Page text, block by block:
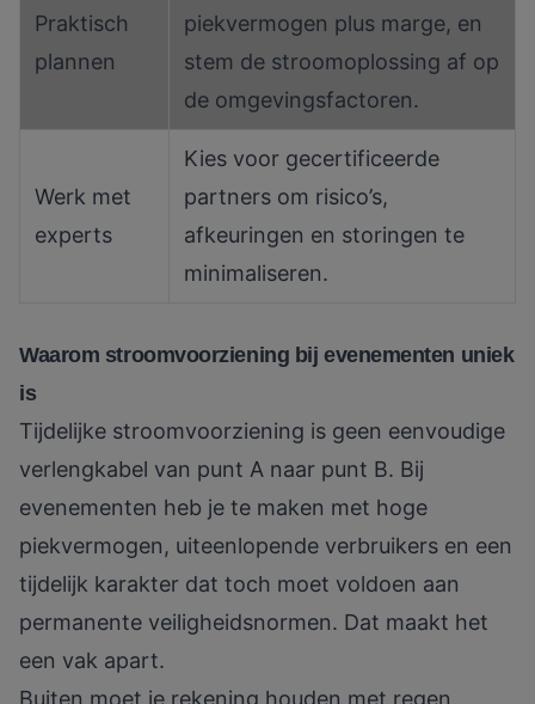
Praktisch
plannen
piekvermogen plus marge, en
stem de stroomoplossing af op
de omgevingsfactoren.
Werk met
experts
Kies voor gecertificeerde
partners om risico’s,
afkeuringen en storingen te
minimaliseren.
Waarom stroomvoorziening bij evenementen uniek
is
Tijdelijke stroomvoorziening is geen eenvoudige
verlengkabel van punt A naar punt B. Bij
evenementen heb je te maken met hoge
piekvermogen, uiteenlopende verbruikers en een
tijdelijk karakter dat toch moet voldoen aan
permanente veiligheidsnormen. Dat maakt het
een vak apart.
Buiten moet je rekening houden met regen,